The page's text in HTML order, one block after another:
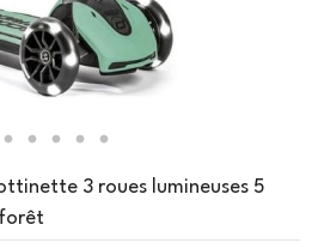
3 roues lumineuses 5
forêt